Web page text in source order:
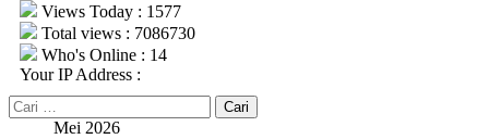
Views Today : 1577
Total views : 7086730
Who's Online : 14
Your IP Address :
Cari
untuk:Mei 2026